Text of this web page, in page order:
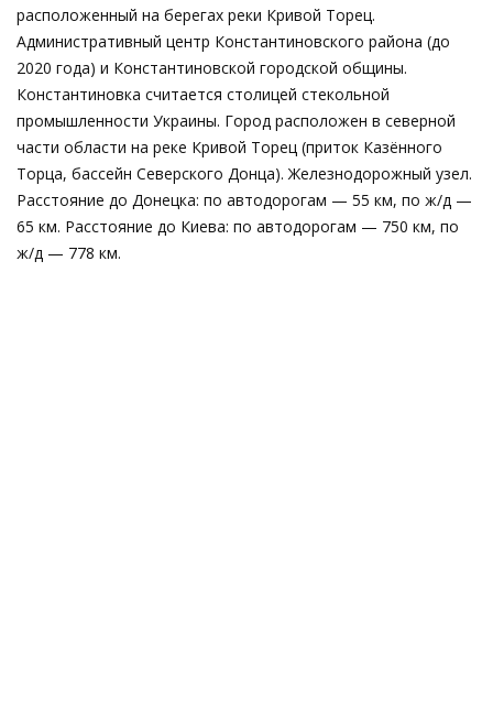
расположенный на берегах реки Кривой Торец.
Административный центр Константиновского района (до
2020 года) и Константиновской городской общины.
Константиновка считается столицей стекольной
промышленности Украины. Город расположен в северной
части области на реке Кривой Торец (приток Казённого
Торца, бассейн Северского Донца). Железнодорожный узел.
Расстояние до Донецка: по автодорогам — 55 км, по ж/д —
65 км. Расстояние до Киева: по автодорогам — 750 км, по
ж/д — 778 км.